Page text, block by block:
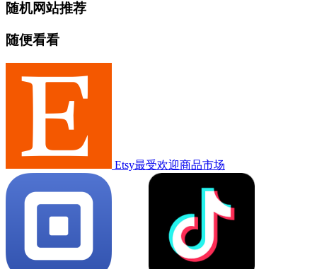
随机网站推荐
随便看看
Etsy最受欢迎商品市场